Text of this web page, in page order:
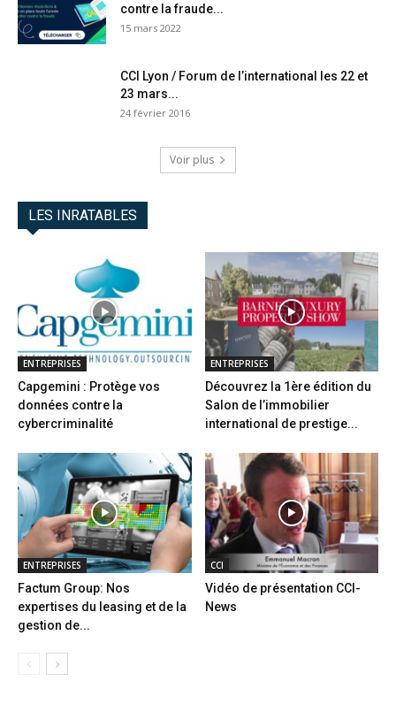
contre la fraude...
15 mars 2022
CCI Lyon / Forum de l’international les 22 et
23 mars...
24 février 2016
Voir plus
LES INRATABLES
ENTREPRISES
Capgemini : Protège vos
données contre la
cybercriminalité
ENTREPRISES
Découvrez la 1ère édition du
Salon de l’immobilier
international de prestige...
ENTREPRISES
Factum Group: Nos
expertises du leasing et de la
gestion de...
CCI
Vidéo de présentation CCI-
News